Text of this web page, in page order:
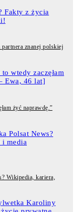
znanej polskiej
żyć naprawdę.”
Wikipedia, kariera,